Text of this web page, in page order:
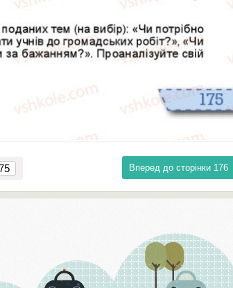
Вперед до сторінки 176